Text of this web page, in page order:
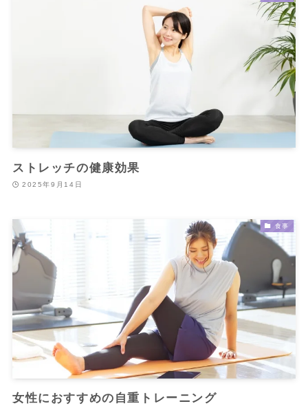
ストレッチの健康効果
2025年9月14日
食事
女性におすすめの自重トレーニング